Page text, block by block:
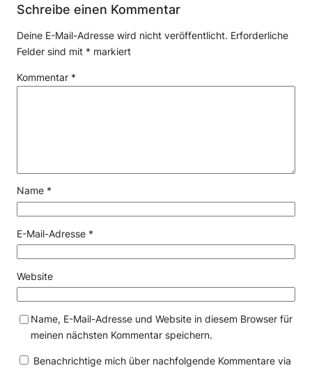
Schreibe einen Kommentar
Deine E-Mail-Adresse wird nicht veröffentlicht. Erforderliche
Felder sind mit * markiert
Kommentar *
Name *
E-Mail-Adresse *
Website
Name, E-Mail-Adresse und Website in diesem Browser für
meinen nächsten Kommentar speichern.
Benachrichtige mich über nachfolgende Kommentare via